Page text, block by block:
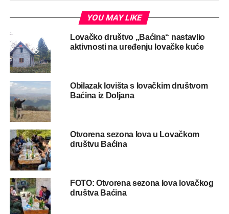
YOU MAY LIKE
Lovačko društvo „Baćina“ nastavlio
aktivnosti na uređenju lovačke kuće
Obilazak lovišta s lovačkim društvom
Baćina iz Doljana
Otvorena sezona lova u Lovačkom
društvu Baćina
FOTO: Otvorena sezona lova lovačkog
društva Baćina